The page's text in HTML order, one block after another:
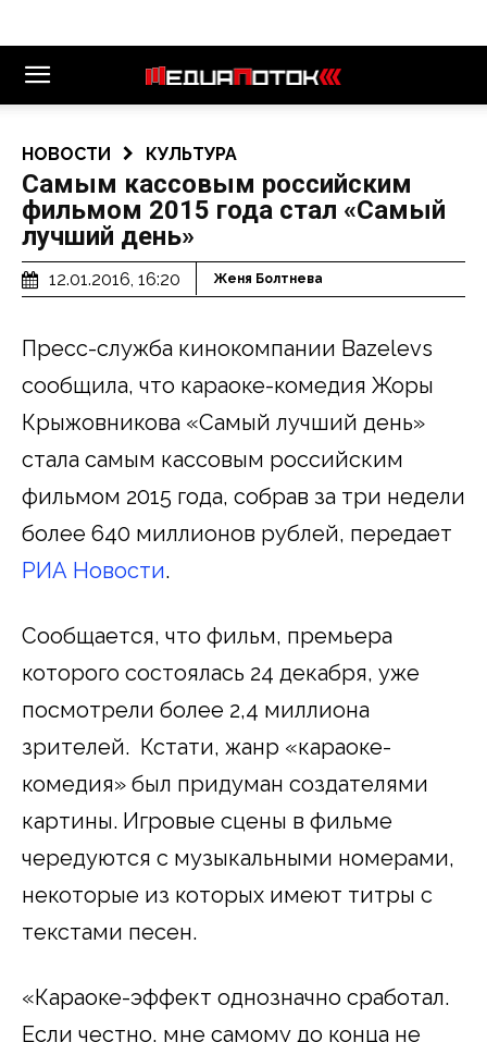
НОВОСТИ КУЛЬТУРА
Самым кассовым российским
фильмом 2015 года стал «Самый
лучший день»
12.01.2016, 16:20 Женя Болтнева
Пресс-служба кинокомпании Bazelevs
сообщила, что караоке-комедия Жоры
Крыжовникова «Самый лучший день»
стала самым кассовым российским
фильмом 2015 года, собрав за три недели
более 640 миллионов рублей, передает
РИА Новости.
Сообщается, что фильм, премьера
которого состоялась 24 декабря, уже
посмотрели более 2,4 миллиона
зрителей. Кстати, жанр «караоке-
комедия» был придуман создателями
картины. Игровые сцены в фильме
чередуются с музыкальными номерами,
некоторые из которых имеют титры с
текстами песен.
«Караоке-эффект однозначно сработал.
Если честно, мне самому до конца не